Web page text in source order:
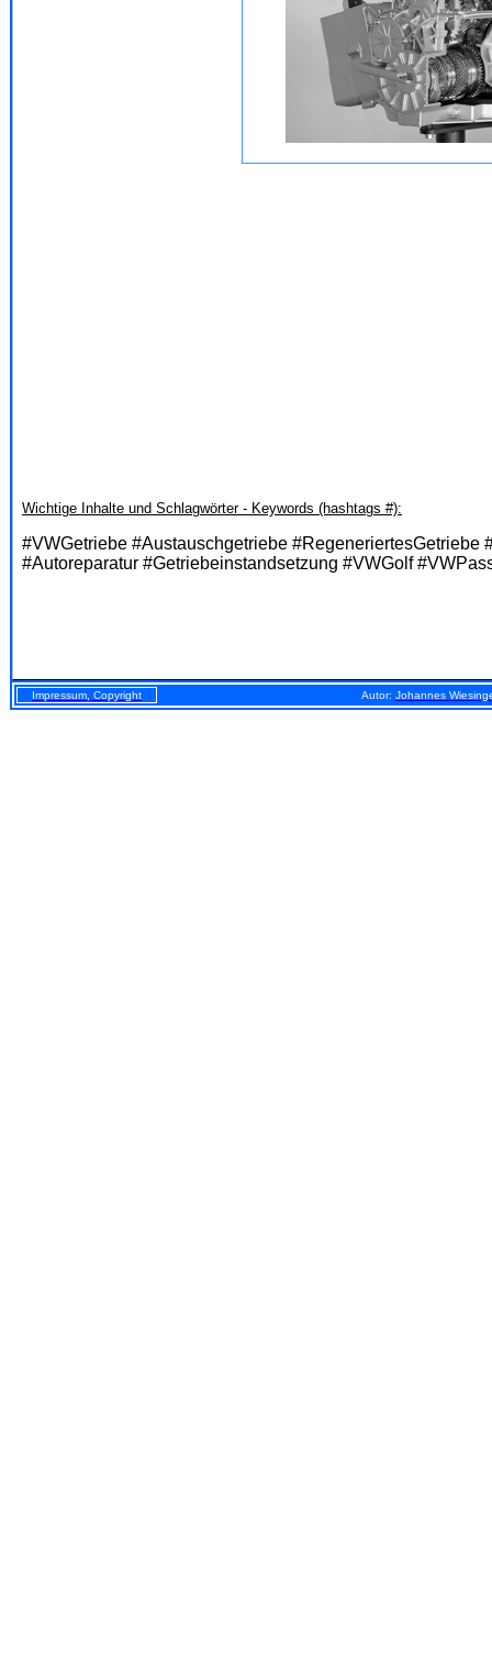
Wichtige Inhalte und Schlagwörter - Keywords (hashtags #):
#VWGetriebe #Austauschgetriebe #RegeneriertesGetriebe
#Autoreparatur #Getriebeinstandsetzung #VWGolf
Impressum, Copyright Autor: Johannes